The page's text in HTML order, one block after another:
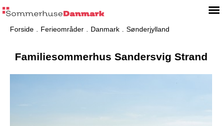
Forside Ferieområder Danmark Sønderjylland
Familiesommerhus Sandersvig Strand